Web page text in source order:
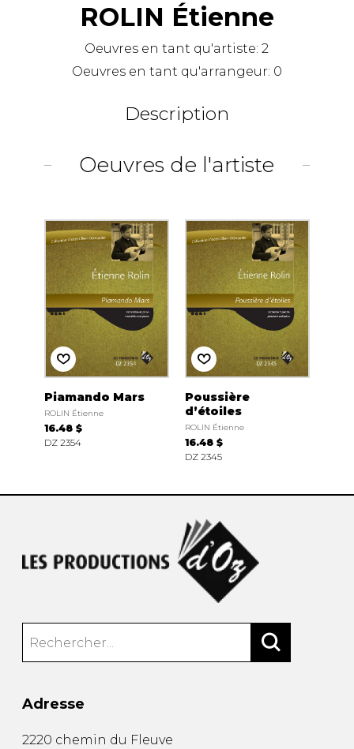
ROLIN Étienne
Oeuvres en tant qu'artiste:2
Oeuvres en tant qu'arrangeur: 0
Description
Oeuvres de l'artiste
Piamando Mars
ROLIN Étienne
16.48 $
DZ 2354
Poussière
d’étoiles
ROLIN Étienne
16.48 $
DZ 2345
Adresse
2220 chemin du Fleuve